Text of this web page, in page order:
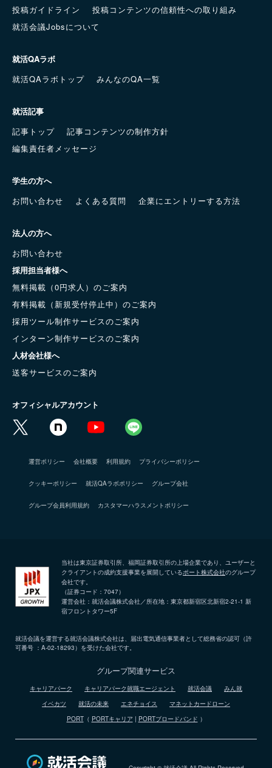
投稿ガイドライン
投稿コンテンツの信頼性への取り組み
就活会議Jobsについて
就活QAラボ
就活QAラボトップ
みんなのQA一覧
就活記事
記事トップ
記事コンテンツの制作方針
編集責任者メッセージ
学生の方へ
お問い合わせ
よくある質問 企業にエントリーする方法
法人の方へ
お問い合わせ
採用担当者様へ
無料掲載（0円求人）のご案内
有料掲載（新規受付停止中）のご案内
採用ツール制作サービスのご案内
インターン制作サービスのご案内
人材会社様へ
送客サービスのご案内
オフィシャルアカウント
運営ポリシー 会社概要 利用規約 プライバシーポリシー
クッキーポリシー 就活QAラボポリシー グループ会社
グループ会員利用規約 カスタマーハラスメントポリシー
当社は東京証券取引所、福岡証券取引所の上場企業であり、ユーザーと
クライアントの成約支援事業を展開しているポート株式会社のグループ
会社です。
（証券コード：7047）
運営会社：就活会議株式会社／所在地：東京都新宿区北新宿2-21-1 新
宿フロントタワー5F
就活会議を運営する就活会議株式会社は、届出電気通信事業者として総務省の認可（許
可番号 ：A-02-18293）を受けた会社です。